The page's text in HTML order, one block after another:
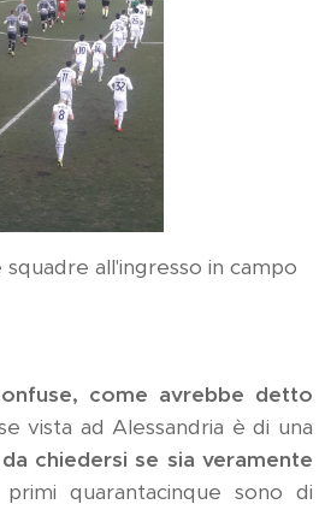
in campo
come avrebbe detto
vista ad Alessandria è di una
chiedersi se sia veramente
quarantacinque sono di